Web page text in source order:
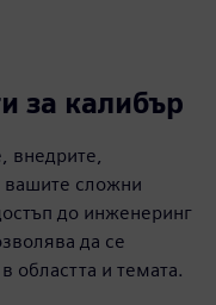
за калибър
внедрите,
вашите сложни
до инженеринг
да се
областта и темата.